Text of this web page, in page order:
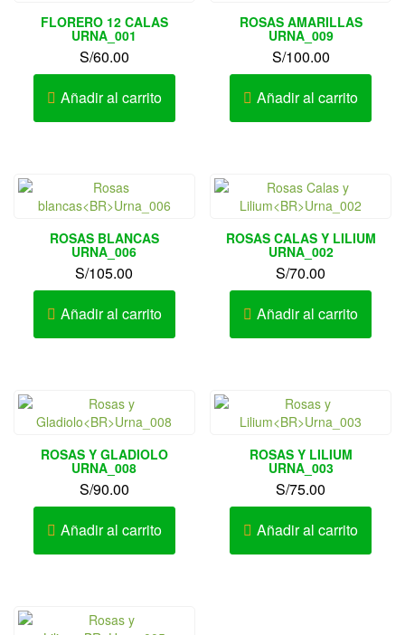
FLORERO 12 CALAS
URNA_001
S/60.00
Añadir al carrito
ROSAS AMARILLAS
URNA_009
S/100.00
Añadir al carrito
ROSAS BLANCAS
URNA_006
S/105.00
Añadir al carrito
ROSAS CALAS Y LILIUM
URNA_002
S/70.00
Añadir al carrito
ROSAS Y GLADIOLO
URNA_008
S/90.00
Añadir al carrito
ROSAS Y LILIUM
URNA_003
S/75.00
Añadir al carrito